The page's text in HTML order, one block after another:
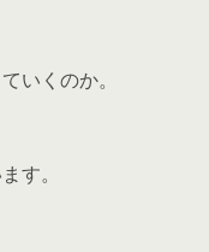
いくのか。
す。